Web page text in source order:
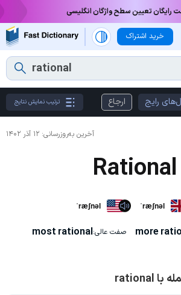
رایگان تعیین سطح واژگان انگلیسی
خرید اشتراک
رایج ارجاع ترتیب نمایش نتایج
آخرین به‌روزرسانی: ۱۲ آذر ۱۴۰۲
Rational
ˈræʃnəl ˈræʃnəl
more صفت عالی:most rational